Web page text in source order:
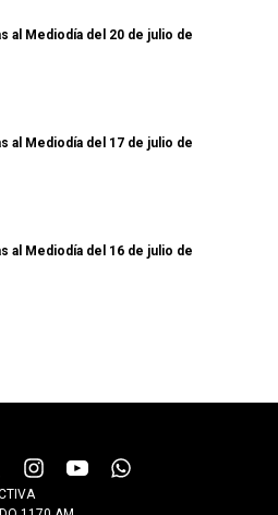
al Mediodía del 20 de julio de
al Mediodía del 17 de julio de
al Mediodía del 16 de julio de